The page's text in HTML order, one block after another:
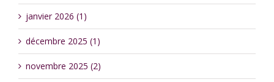
janvier 2026 (1)
décembre 2025 (1)
novembre 2025 (2)